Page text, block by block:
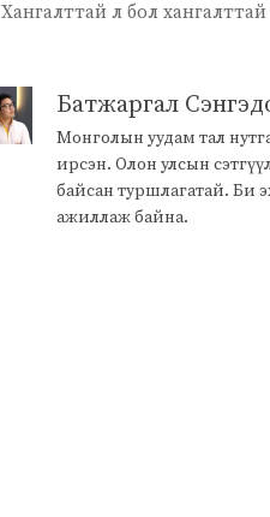
Хангалттай л бол хангалттай
Батжаргал
Монголын уудам тал
ирсэн. Олон улсын
байсан туршлагатай. Би
ажиллаж байна.